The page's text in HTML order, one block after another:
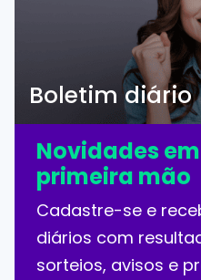
Novidades em
primeira mão
Cadastre-se e
diários com
sorteios, avisos e
Boletim diário